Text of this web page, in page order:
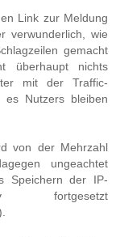
Link zur Meldung
verwunderlich, wie
gemacht
überhaupt nichts
mit der Traffic-
Nutzers bleiben
von der Mehrzahl
ungeachtet
Speichern der IP-